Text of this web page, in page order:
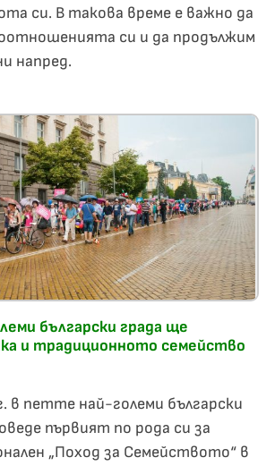
си. В такова време е важно да
си и да продължим
напред.
български града ще
и традиционното семейство
в петте най-големи български
първият по рода си за
„Поход за Семейството“ в